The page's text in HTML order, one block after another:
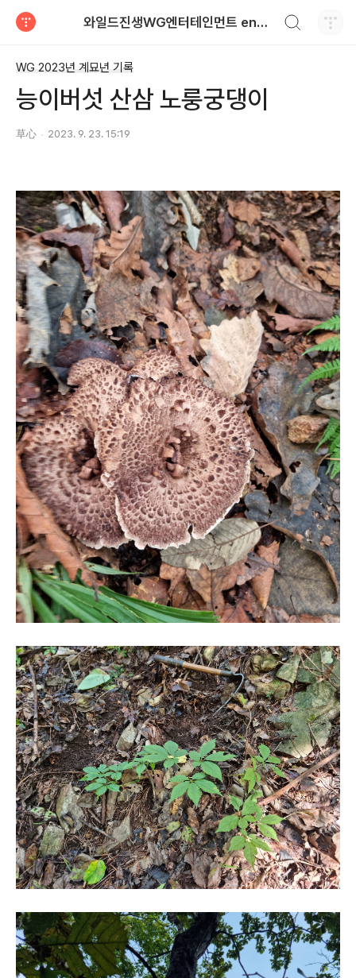
와일드진생WG엔터테인먼트 entertainment
WG 2023년 계묘년 기록
능이버섯 산삼 노룽궁댕이
草心 2023. 9. 23. 15:19